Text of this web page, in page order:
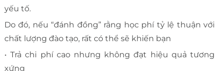
yếu tố.
Do đó, nếu “đánh đồng” rằng học phí tỷ lệ thuận với
chất lượng đào tạo, rất có thể sẽ khiến bạn
• Trả chi phí cao nhưng không đạt hiệu quả tương
xứng